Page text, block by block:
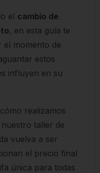
el cambio de
, en esta guía te
el momento de
estos
influyen en su
realizamos
taller de
vuelva a ser
el precio final
única para todas